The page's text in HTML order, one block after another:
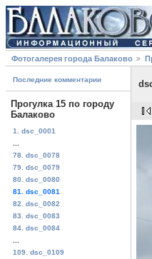
Фотогалерея города Балаково
Последние комментарии
Прогулка 15 по городу
Балаково
1. dsc_0001
78. dsc_0078
79. dsc_0079
80. dsc_0080
81. dsc_0081
82. dsc_0082
83. dsc_0083
84. dsc_0084
109. dsc_0109